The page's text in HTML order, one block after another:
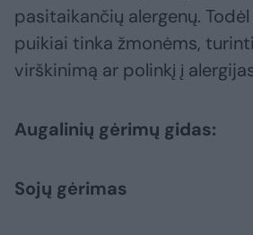
pasitaikančių alergenų.
puikiai tinka žmonėms,
virškinimą ar polinkį į
Augalinių gėrimų gidas:
Sojų gėrimas